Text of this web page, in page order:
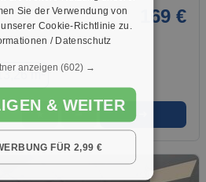
169 €
m²
★ ➦
Sie der Verwendung von
Cookie-Richtlinie zu.
/ Datenschutz
anzeigen (602) →
& WEITER
FÜR 2,99 €